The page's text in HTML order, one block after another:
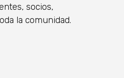
socios,
la comunidad.